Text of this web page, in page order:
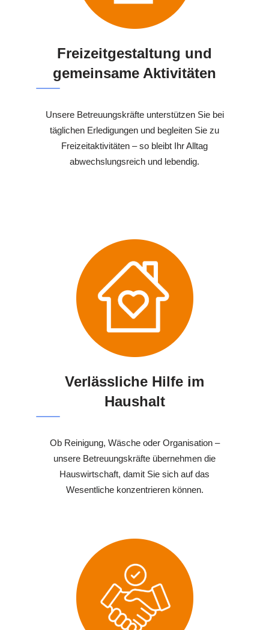
Freizeitgestaltung und
gemeinsame Aktivitäten
Unsere Betreuungskräfte unterstützen Sie bei
täglichen Erledigungen und begleiten Sie zu
Freizeitaktivitäten – so bleibt Ihr Alltag
abwechslungsreich und lebendig.
Verlässliche Hilfe im
Haushalt
Ob Reinigung, Wäsche oder Organisation –
unsere Betreuungskräfte übernehmen die
Hauswirtschaft, damit Sie sich auf das
Wesentliche konzentrieren können.